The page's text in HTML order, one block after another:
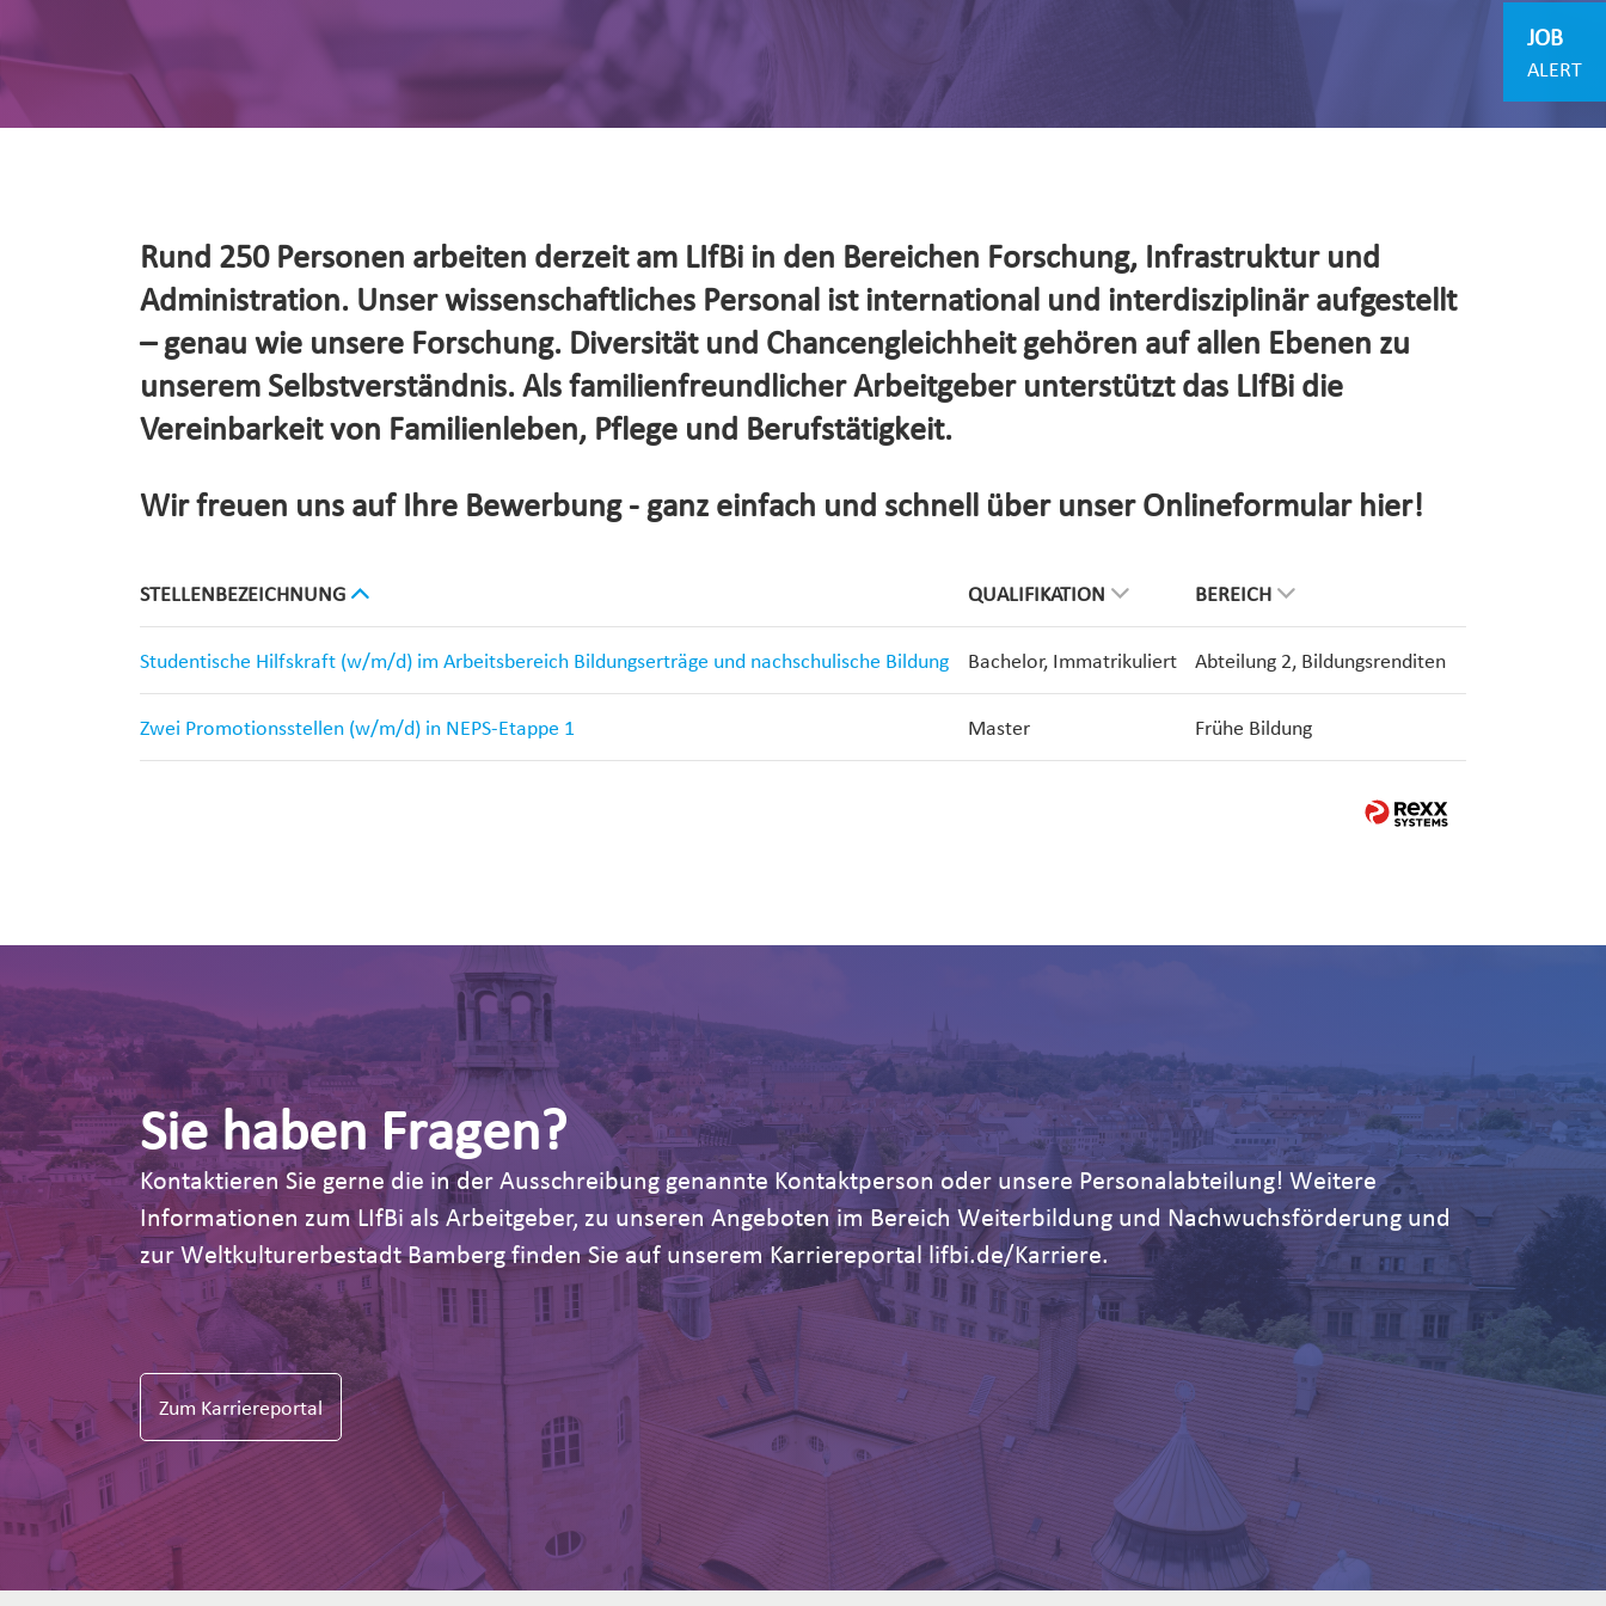
Rund 250 Personen arbeiten derzeit am LIfBi in den Bereichen Forschung, Infrastruktur und
Administration. Unser wissenschaftliches Personal ist international und interdisziplinär aufgestellt
– genau wie unsere Forschung. Diversität und Chancengleichheit gehören auf allen Ebenen zu
unserem Selbstverständnis. Als familienfreundlicher Arbeitgeber unterstützt das LIfBi die
Vereinbarkeit von Familienleben, Pflege und Berufstätigkeit.
Wir freuen uns auf Ihre Bewerbung - ganz einfach und schnell über unser Onlineformular hier!
STELLENBEZEICHNUNG QUALIFIKATION BEREICH
Studentische Hilfskraft (w/m/d) im Arbeitsbereich Bildungserträge und nachschulische Bildung Bachelor, Immatrikuliert Abteilung 2, Bildungsrenditen
Zwei Promotionsstellen (w/m/d) in NEPS-Etappe 1 Master Frühe Bildung
JOB
ALERT
Sie haben Fragen?
Kontaktieren Sie gerne die in der Ausschreibung genannte Kontaktperson oder unsere Personalabteilung! Weitere
Informationen zum LIfBi als Arbeitgeber, zu unseren Angeboten im Bereich Weiterbildung und Nachwuchsförderung und
zur Weltkulturerbestadt Bamberg finden Sie auf unserem Karriereportal lifbi.de/Karriere.
Zum Karriereportal